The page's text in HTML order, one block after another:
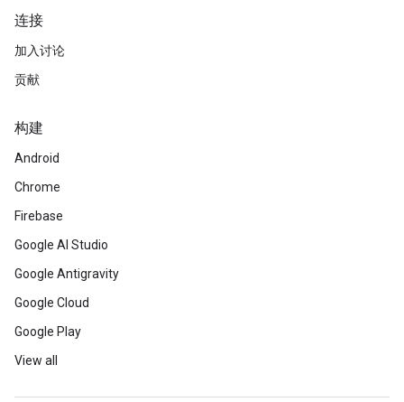
连接
加入讨论
贡献
构建
Android
Chrome
Firebase
Google AI Studio
Google Antigravity
Google Cloud
Google Play
View all